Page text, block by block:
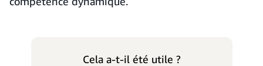
Cela a-t-il été utile ?